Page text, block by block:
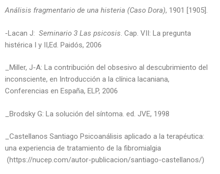
Análisis fragmentario de una histeria (Caso Dora), 1901 [1905].
-Lacan J: Seminario 3 Las psicosis. Cap. VII: La pregunta
histérica I y II,Ed. Paidós, 2006
­_Miller, J-A: La contribución del obsesivo al descubrimiento del
inconsciente, en Introducción a la clínica lacaniana,
Conferencias en España, ELP, 2006
_Brodsky G: La solución del síntoma. ed. JVE, 1998
­_Castellanos Santiago Psicoanálisis aplicado a la terapéutica:
una experiencia de tratamiento de la fibromialgia
(https://nucep.com/autor-publicacion/santiago-castellanos/)